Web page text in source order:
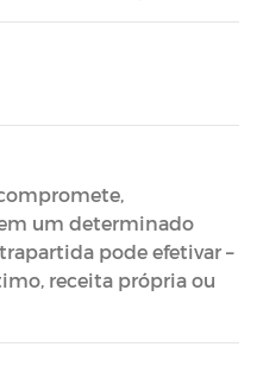
um determinado
pode efetivar –
receita própria ou